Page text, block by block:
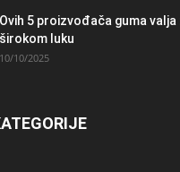
Ovih 5 proizvođača guma
širokom luku
10/10/2025